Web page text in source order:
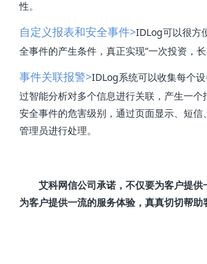
性。
自定义报表和安全事件>IDLog可以很方
全事件的产生条件，真正实现“一次投资，长
事件关联报警>IDLog系统可以收集每个
过智能分析对多个信息进行关联，产生一个
安全事件的危害级别，通过页面显示、短信
管理员进行处理。
艾科网信公司承诺，不仅要为客户提供
为客户提供一流的服务体验，真真切切帮助